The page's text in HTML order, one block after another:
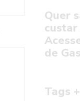
Quer
custar
de
Tags